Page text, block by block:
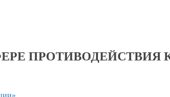
ПРОТИВОДЕЙСТВИЯ